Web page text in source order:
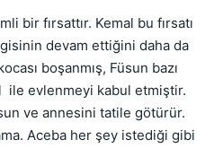
bir fırsattır. Kemal bu fırsatı
devam ettiğini daha da
boşanmış, Füsun bazı
ile evlenmeyi kabul etmiştir.
ve annesini tatile götürür.
Aceba her şey istediği gibi